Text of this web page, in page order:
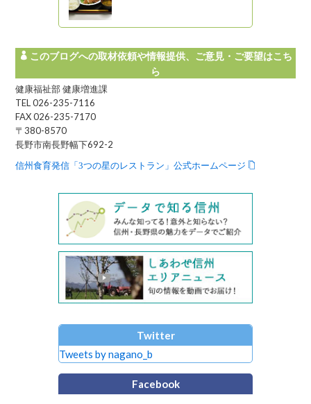
このブログへの取材依頼や情報提供、ご意見・ご要望はこち
ら
健康福祉部 健康増進課
TEL 026-235-7116
FAX 026-235-7170
〒380-8570
長野市南長野幅下692-2
信州食育発信「3つの星のレストラン」公式ホームページ
Twitter
Tweets by nagano_b
Facebook